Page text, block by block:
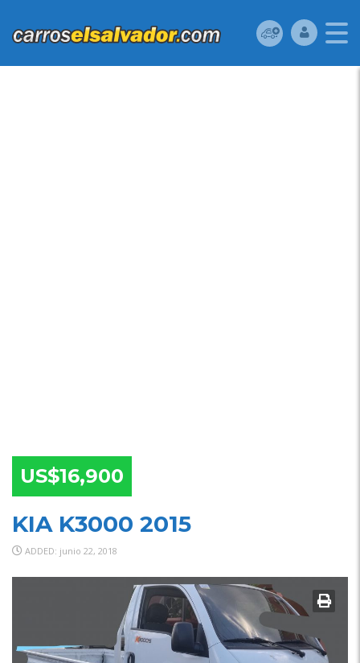
US$16,900
KIA K3000 2015
ADDED: junio 22, 2018